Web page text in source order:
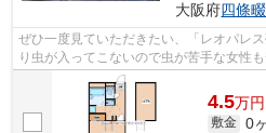
大阪府四條
ぜひ一度見ていただきたい、「レオパレ
り虫が入ってこないので虫が苦手な女性
で、初期費用のカード決済が可能です...
4.5万円
敷金 0